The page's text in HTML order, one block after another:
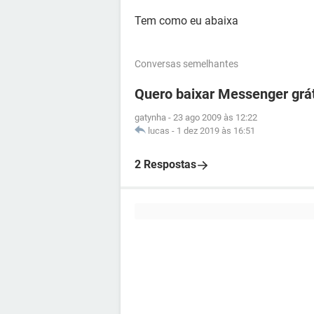
Tem como eu abaixa
Conversas semelhantes
Quero baixar Messenger
gatynha - 23 ago 2009 às 12:22
lucas - 1 dez 2019 às 16:51
2 Respostas